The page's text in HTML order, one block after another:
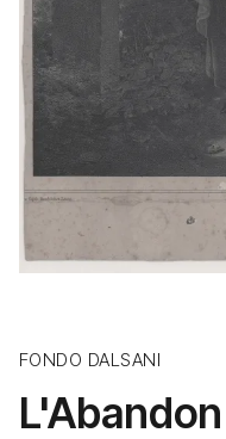
FONDO DALSANI
L'Abandon